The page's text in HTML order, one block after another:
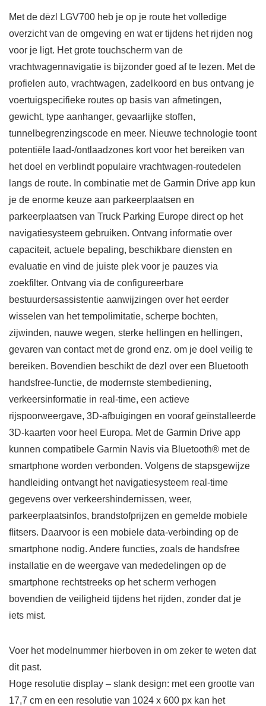
Met de dēzl LGV700 heb je op je route het volledige
overzicht van de omgeving en wat er tijdens het rijden nog
voor je ligt. Het grote touchscherm van de
vrachtwagennavigatie is bijzonder goed af te lezen. Met de
profielen auto, vrachtwagen, zadelkoord en bus ontvang je
voertuigspecifieke routes op basis van afmetingen,
gewicht, type aanhanger, gevaarlijke stoffen,
tunnelbegrenzingscode en meer. Nieuwe technologie toont
potentiële laad-/ontlaadzones kort voor het bereiken van
het doel en verblindt populaire vrachtwagen-routedelen
langs de route. In combinatie met de Garmin Drive app kun
je de enorme keuze aan parkeerplaatsen en
parkeerplaatsen van Truck Parking Europe direct op het
navigatiesysteem gebruiken. Ontvang informatie over
capaciteit, actuele bepaling, beschikbare diensten en
evaluatie en vind de juiste plek voor je pauzes via
zoekfilter. Ontvang via de configureerbare
bestuurdersassistentie aanwijzingen over het eerder
wisselen van het tempolimitatie, scherpe bochten,
zijwinden, nauwe wegen, sterke hellingen en hellingen,
gevaren van contact met de grond enz. om je doel veilig te
bereiken. Bovendien beschikt de dēzl over een Bluetooth
handsfree-functie, de modernste stembediening,
verkeersinformatie in real-time, een actieve
rijspoorweergave, 3D-afbuigingen en vooraf geïnstalleerde
3D-kaarten voor heel Europa. Met de Garmin Drive app
kunnen compatibele Garmin Navis via Bluetooth® met de
smartphone worden verbonden. Volgens de stapsgewijze
handleiding ontvangt het navigatiesysteem real-time
gegevens over verkeershindernissen, weer,
parkeerplaatsinfos, brandstofprijzen en gemelde mobiele
flitsers. Daarvoor is een mobiele data-verbinding op de
smartphone nodig. Andere functies, zoals de handsfree
installatie en de weergave van mededelingen op de
smartphone rechtstreeks op het scherm verhogen
bovendien de veiligheid tijdens het rijden, zonder dat je
iets mist.
Voer het modelnummer hierboven in om zeker te weten dat
dit past.
Hoge resolutie display – slank design: met een grootte van
17,7 cm en een resolutie van 1024 x 600 px kan het